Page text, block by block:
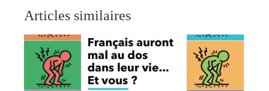
Articles similaires